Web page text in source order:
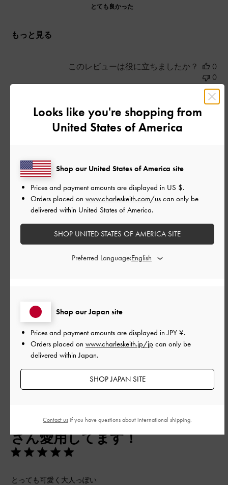
とても良かった
もっと見る
このレビューは役に立ちましたか？
0
0
ご利用者様
良かったの商品です。
サイズ: 34/22cm | カラー: ブラック系
もっと見る
2026-05-25
このレビューは役に立ちましたか？
とっても可愛く大人っぽい たく
さん愛用してます！
とっても可愛く大人っぽい
Looks like you're shopping from
United States of America
Shop our Japan site
Prices and payment amounts are displayed inJPY ¥.
Orders placed on www.charleskeith.jp/jp can only be
delivered within Japan.
SHOP JAPAN SITE
Shop our United States of America site
Prices and payment amounts are displayed in US $.
Orders placed on www.charleskeith.com/us can only be
delivered within United States of America.
SHOP UNITED STATES OF AMERICA SITE
Preferred Language:
Contact usif you have questions about international shipping.